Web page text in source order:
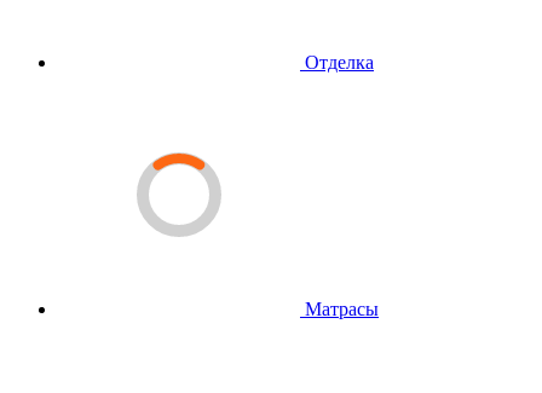
Отделка
Матрасы